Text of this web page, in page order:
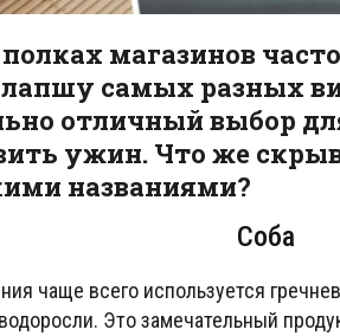
магазинов
самых разных
отличный выбор
ужин. Что же
названиями?
Соба
чаще всего используется
Это замечательный